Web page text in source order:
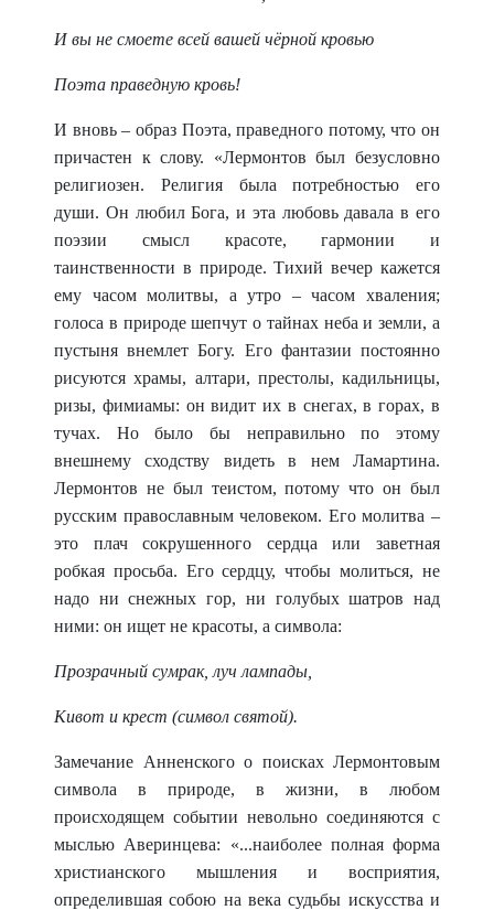
И вы не смоете всей вашей чёрной кровью
Поэта праведную кровь!
И вновь – образ Поэта, праведного потому, что он
причастен к слову. «Лермонтов был безусловно
религиозен. Религия была потребностью его
души. Он любил Бога, и эта любовь давала в его
поэзии смысл красоте, гармонии и
таинственности в природе. Тихий вечер кажется
ему часом молитвы, а утро – часом хваления;
голоса в природе шепчут о тайнах неба и земли, а
пустыня внемлет Богу. Его фантазии постоянно
рисуются храмы, алтари, престолы, кадильницы,
ризы, фимиамы: он видит их в снегах, в горах, в
тучах. Но было бы неправильно по этому
внешнему сходству видеть в нем Ламартина.
Лермонтов не был теистом, потому что он был
русским православным человеком. Его молитва –
это плач сокрушенного сердца или заветная
робкая просьба. Его сердцу, чтобы молиться, не
надо ни снежных гор, ни голубых шатров над
ними: он ищет не красоты, а символа:
Прозрачный сумрак, луч лампады,
Кивот и крест (символ святой).
Замечание Анненского о поисках Лермонтовым
символа в природе, в жизни, в любом
происходящем событии невольно соединяются с
мыслью Аверинцева: «...наиболее полная форма
христианского мышления и восприятия,
определившая собою на века судьбы искусства и